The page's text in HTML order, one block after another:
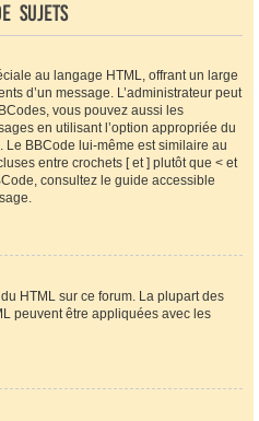
sujets
au langage HTML, offrant un large
d’un message. L’administrateur peut
vous pouvez aussi les
en utilisant l’option appropriée du
BBCode lui-même est similaire au
entre crochets [ et ] plutôt que < et
consultez le guide accessible
HTML sur ce forum. La plupart des
peuvent être appliquées avec les